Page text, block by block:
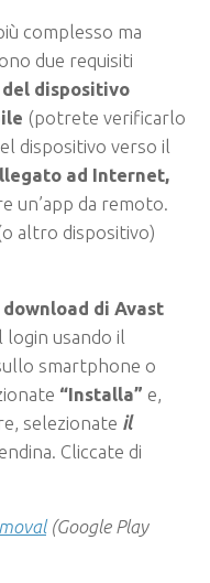
complesso ma
due requisiti
dispositivo
(potrete verificarlo
dispositivo verso il
ad Internet,
un’app da remoto.
altro dispositivo)
di Avast
login usando il
smartphone o
“Installa” e,
selezionate il
Cliccate di
(Google Play